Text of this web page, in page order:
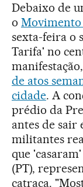
Debaixo de
o Movimento
sexta-feira o
Tarifa' no
de atos
cidade. A
prédio da
antes de sair
militantes
que
(PT),
catraca.